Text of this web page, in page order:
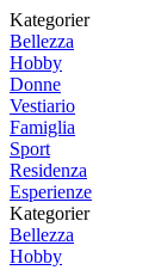
Kategorier
Bellezza
Hobby
Donne
Vestiario
Famiglia
Sport
Residenza
Esperienze
Kategorier
Bellezza
Hobby